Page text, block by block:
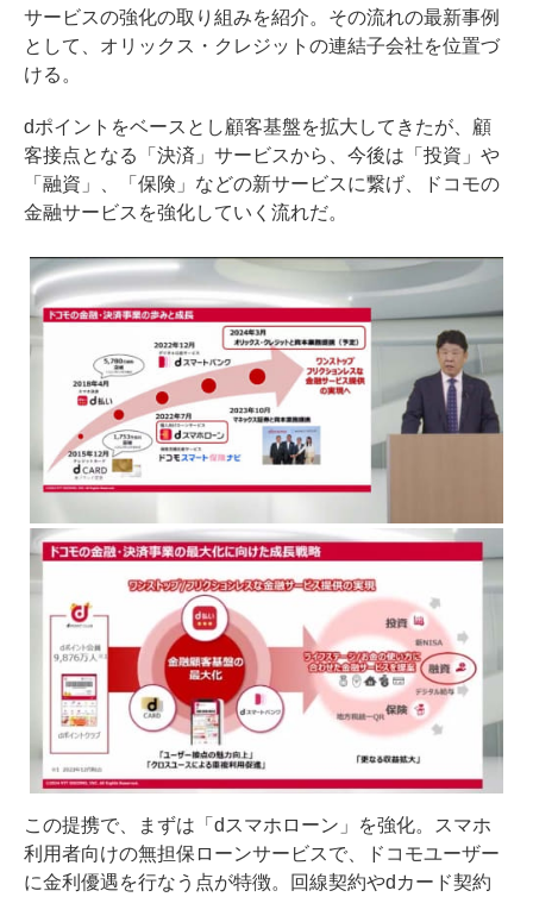
サービスの強化の取り組みを紹介。その流れの最新事例
として、オリックス・クレジットの連結子会社を位置づ
ける。
dポイントをベースとし顧客基盤を拡大してきたが、顧
客接点となる「決済」サービスから、今後は「投資」や
「融資」、「保険」などの新サービスに繋げ、ドコモの
金融サービスを強化していく流れだ。
この提携で、まずは「dスマホローン」を強化。スマホ
利用者向けの無担保ローンサービスで、ドコモユーザー
に金利優遇を行なう点が特徴。回線契約やdカード契約